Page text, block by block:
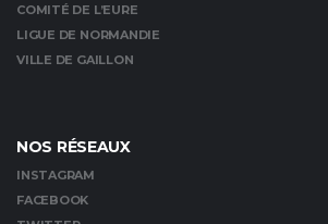
COMITÉ DE L’EURE
LIGUE DE NORMANDIE
VILLE DE GAILLON
NOS RÉSEAUX
INSTAGRAM
FACEBOOK